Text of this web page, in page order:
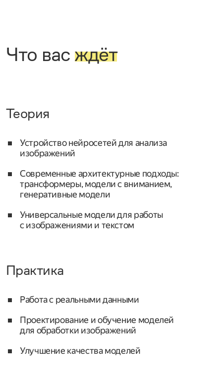
Что вас ждёт
Теория
Устройство нейросетей для анализа
изображений
Современные архитектурные подходы:
трансформеры, модели с вниманием,
генеративные модели
Универсальные модели для работы
с изображениями и текстом
Практика
Работа с реальными данными
Проектирование и обучение моделей
для обработки изображений
Улучшение качества моделей